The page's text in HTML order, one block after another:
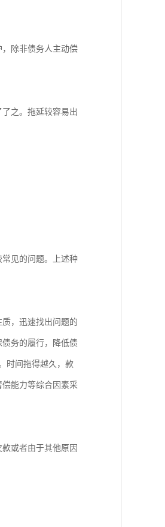
除非债务人主动偿
之。拖延较容易出
见的问题。上述种
，迅速找出问题的
务的履行，降低债
时间拖得越久，款
能力等综合因素采
或者由于其他原因